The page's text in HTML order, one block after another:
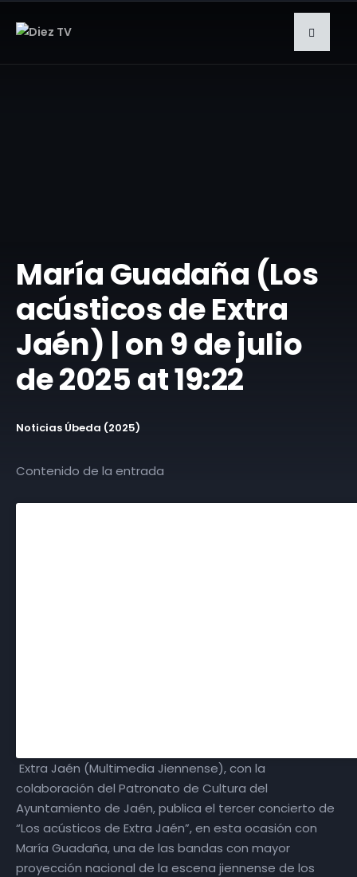
María Guadaña (Los
acústicos de Extra
Jaén) | on 9 de julio
de 2025 at 19:22
Noticias Úbeda (2025)
Contenido de la entrada
Extra Jaén (Multimedia Jiennense), con la
colaboración del Patronato de Cultura del
Ayuntamiento de Jaén, publica el tercer concierto de
“Los acústicos de Extra Jaén”, en esta ocasión con
María Guadaña, una de las bandas con mayor
proyección nacional de la escena jiennense de los